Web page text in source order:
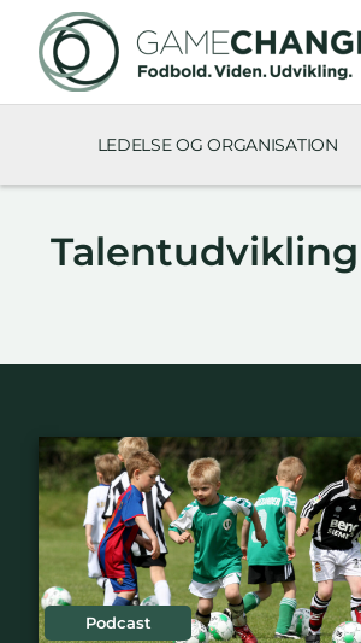
LEDELSE OG ORGANISATION
Talentudvikling
Podcast